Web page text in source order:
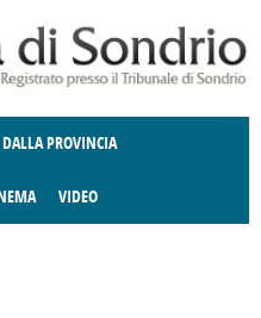
DALLA PROVINCIA
VIDEO